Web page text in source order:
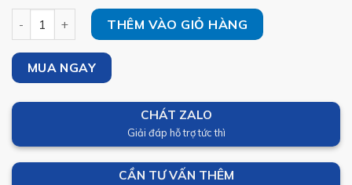
Làm biển quảng cáo số lượngTHÊM VÀO GIỎ HÀNG
MUA NGAY
CHÁT ZALO
Giải đáp hỗ trợ tức thì
CẦN TƯ VẤN THÊM